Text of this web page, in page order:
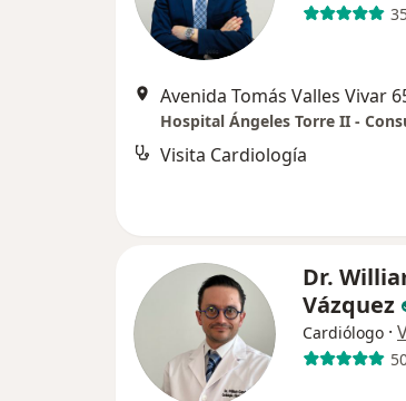
Hospital Ángeles Torre II -
Visita Cardiología
Dr.
Vázquez
Cardiólogo ·